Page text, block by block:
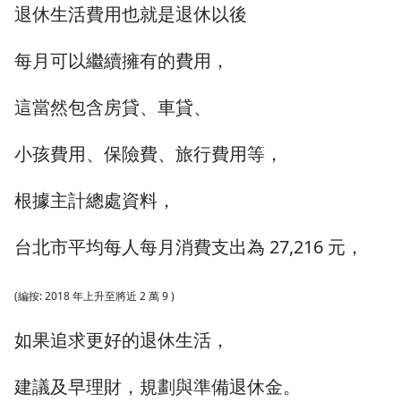
退休生活費用也就是退休以後
每月可以繼續擁有的費用，
這當然包含房貸、車貸、
小孩費用、保險費、旅行費用等，
根據主計總處資料，
台北市平均每人每月消費支出為 27,216 元，
(編按: 2018 年上升至將近 2 萬 9 )
如果追求更好的退休生活，
建議及早理財，規劃與準備退休金。